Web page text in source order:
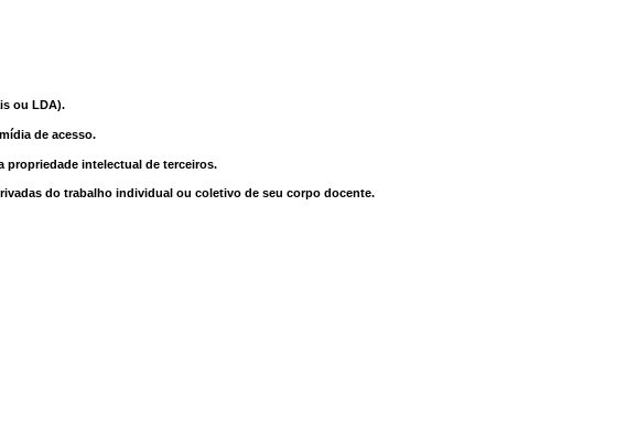
ou LDA).
de acesso.
propriedade intelectual de terceiros.
do trabalho individual ou coletivo de seu corpo docente.